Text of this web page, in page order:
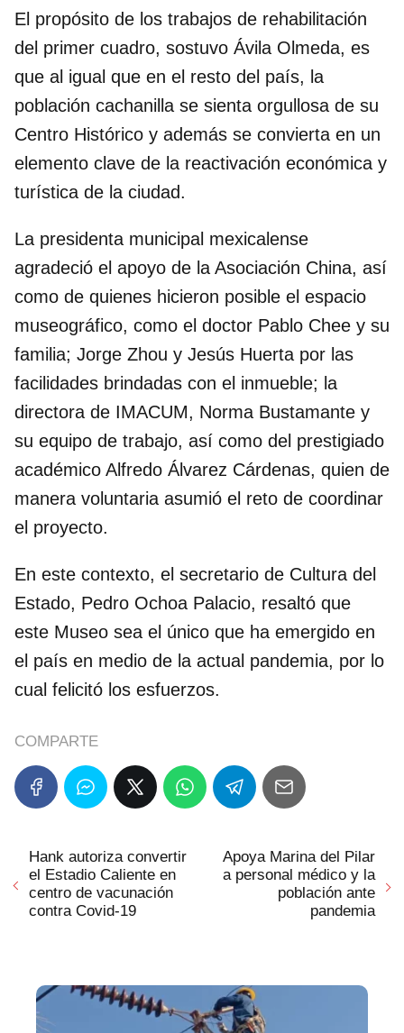
El propósito de los trabajos de rehabilitación
del primer cuadro, sostuvo Ávila Olmeda, es
que al igual que en el resto del país, la
población cachanilla se sienta orgullosa de su
Centro Histórico y además se convierta en un
elemento clave de la reactivación económica y
turística de la ciudad.
La presidenta municipal mexicalense
agradeció el apoyo de la Asociación China, así
como de quienes hicieron posible el espacio
museográfico, como el doctor Pablo Chee y su
familia; Jorge Zhou y Jesús Huerta por las
facilidades brindadas con el inmueble; la
directora de IMACUM, Norma Bustamante y
su equipo de trabajo, así como del prestigiado
académico Alfredo Álvarez Cárdenas, quien de
manera voluntaria asumió el reto de coordinar
el proyecto.
En este contexto, el secretario de Cultura del
Estado, Pedro Ochoa Palacio, resaltó que
este Museo sea el único que ha emergido en
el país en medio de la actual pandemia, por lo
cual felicitó los esfuerzos.
COMPARTE
Hank autoriza convertir
el Estadio Caliente en
centro de vacunación
contra Covid-19
Apoya Marina del Pilar
a personal médico y la
población ante
pandemia